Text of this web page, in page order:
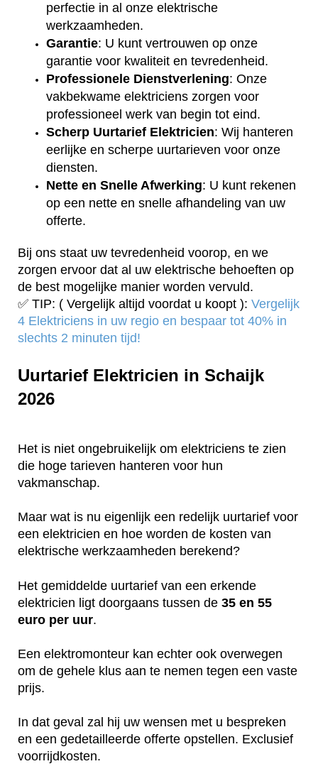
perfectie in al onze elektrische
werkzaamheden.
Garantie: U kunt vertrouwen op onze
garantie voor kwaliteit en tevredenheid.
Professionele Dienstverlening: Onze
vakbekwame elektriciens zorgen voor
professioneel werk van begin tot eind.
Scherp Uurtarief Elektricien: Wij hanteren
eerlijke en scherpe uurtarieven voor onze
diensten.
Nette en Snelle Afwerking: U kunt rekenen
op een nette en snelle afhandeling van uw
offerte.
Bij ons staat uw tevredenheid voorop, en we
zorgen ervoor dat al uw elektrische behoeften op
de best mogelijke manier worden vervuld.
✅ TIP: ( Vergelijk altijd voordat u koopt ): Vergelijk
4 Elektriciens in uw regio en bespaar tot 40% in
slechts 2 minuten tijd!
Uurtarief Elektricien in Schaijk
2026
Het is niet ongebruikelijk om elektriciens te zien
die hoge tarieven hanteren voor hun
vakmanschap.
Maar wat is nu eigenlijk een redelijk uurtarief voor
een elektricien en hoe worden de kosten van
elektrische werkzaamheden berekend?
Het gemiddelde uurtarief van een erkende
elektricien ligt doorgaans tussen de 35 en 55
euro per uur.
Een elektromonteur kan echter ook overwegen
om de gehele klus aan te nemen tegen een vaste
prijs.
In dat geval zal hij uw wensen met u bespreken
en een gedetailleerde offerte opstellen. Exclusief
voorrijdkosten.